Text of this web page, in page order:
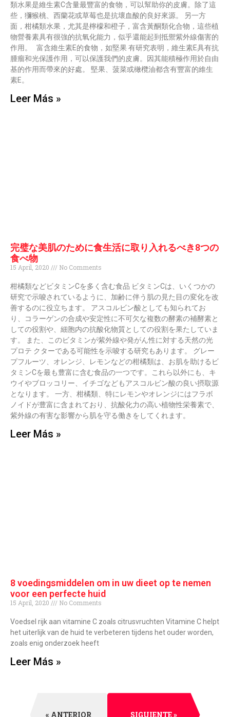
類水果是維生素C含量最豐富的食物，可以幫助你的皮膚。除了這
些，獼猴桃、西蘭花或草莓也是抗壞血酸的良好來源。 另一方
面，柑橘類水果，尤其是檸檬和橙子，富含黃酮類化合物，這些植
物營養素具有很強的抗氧化能力，似乎還能起到抵禦紫外線傷害的
作用。 富含維生素E的食物，如堅果 有研究表明，維生素E具有抗
腫瘤和光保護作用，可以保護我們的皮膚。因其能積極作用於自由
基的作用而帶來的好處。 堅果、菠菜或橄欖油都含有豐富的維生
素E。
Leer Más »
完璧な美肌のために食生活に取り入れるべき8つの
食べ物
15 April, 2020 No Comments
柑橘類などビタミンCを多く含む食品 ビタミンCは、いくつかの
研究で示唆されているように、加齢に伴う肌の見た目の変化を改
善するのに役立ちます。 アスコルビン酸としても知られてお
り、コラーゲンの合成や安定性に不可欠な複数の酵素の補酵素と
しての役割や、細胞内の抗酸化物質としての役割を果たしていま
す。 また、このビタミンが紫外線や発がん性に対する天然の光
プロテ クターである可能性を示唆する研究もあります。 グレー
プフルーツ、オレンジ、レモンなどの柑橘類は、お肌を助けるビ
タミンCを最も豊富に含む食品の一つです。これら以外にも、キ
ウイやブロッコリー、イチゴなどもアスコルビン酸の良い摂取源
となります。 一方、柑橘類、特にレモンやオレンジにはフラボ
ノイドが豊富に含まれており、抗酸化力の高い植物性栄養素で、
紫外線の有害な影響から肌を守る働きをしてくれます。
Leer Más »
8 voedingsmiddelen om in uw dieet op te nemen
voor een perfecte huid
15 April, 2020 No Comments
Voedsel rijk aan vitamine C zoals citrusvruchten Vitamine C helpt
het uiterlijk van de huid te verbeteren tijdens het ouder worden,
zoals enig onderzoek heeft
Leer Más »
« ANTERIOR SIGUIENTE »